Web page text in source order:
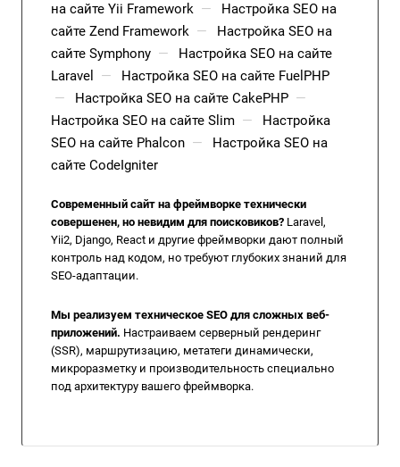
на сайте Yii Framework —
Настройка SEO на
сайте Zend Framework —
Настройка SEO на
сайте Symphony —
Настройка SEO на сайте
Laravel
—
Настройка SEO на сайте FuelPHP
—
Настройка SEO на сайте CakePHP —
Настройка SEO на сайте Slim —
Настройка
SEO на сайте Phalcon —
Настройка SEO на
сайте CodeIgniter
Современный сайт на фреймворке технически
совершенен, но невидим для поисковиков? Laravel,
Yii2, Django, React и другие фреймворки дают полный
контроль над кодом, но требуют глубоких знаний для
SEO-адаптации.
Мы реализуем техническое SEO для сложных веб-
приложений. Настраиваем серверный рендеринг
(SSR), маршрутизацию, метатеги динамически,
микроразметку и производительность специально
под архитектуру вашего фреймворка.